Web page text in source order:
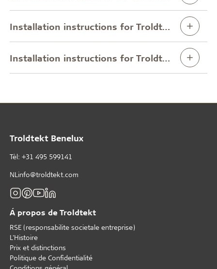
Troldtekt Benelux
Tèl: +31 495 599141
NLinfo@troldtekt.com
Á propos de Troldtekt
RSE (responsabilite societale entreprise)
L'Histoire
Prix et distinctions
Politique de Confidentialité